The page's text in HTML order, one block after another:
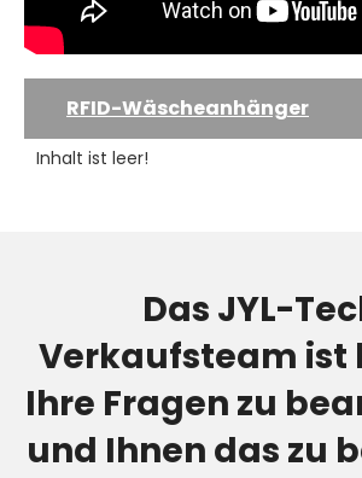
RFID-Wäscheanhänger
Inhalt ist leer!
Das JYL-
Verkaufsteam ist
Ihre Fragen zu
und Ihnen das zu